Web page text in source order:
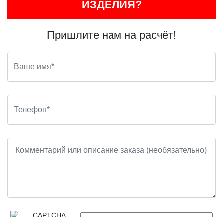
ИЗДЕЛИЯ?
Пришлите нам на расчёт!